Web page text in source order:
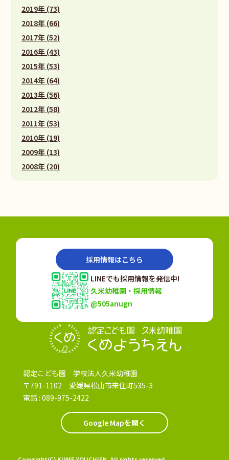
2019年 (73)
2018年 (66)
2017年 (52)
2016年 (43)
2015年 (53)
2014年 (64)
2013年 (56)
2012年 (58)
2011年 (53)
2010年 (19)
2009年 (13)
2008年 (20)
認定こども園 学校法人久米幼稚園
〒791-1102 愛媛県松山市来住町535-3
電話 : 089-975-2422
Google Mapを開く
採用情報はこちら
LINEでも採用情報を発信中!
久米幼稚園・採用情報
@505anugn